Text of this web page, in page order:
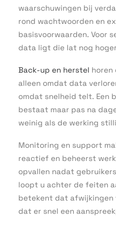
waarschuwingen bij
rond wachtwoorden en
basisvoorwaarden. Voor
data ligt die lat nog
Back-up en herstel horen
alleen omdat data
omdat snelheid telt. Een
bestaat maar pas na
weinig als de werking
Monitoring en support
reactief en beheerst
opvallen nadat
loopt u achter de feiten
betekent dat afwijkingen
dat er snel een